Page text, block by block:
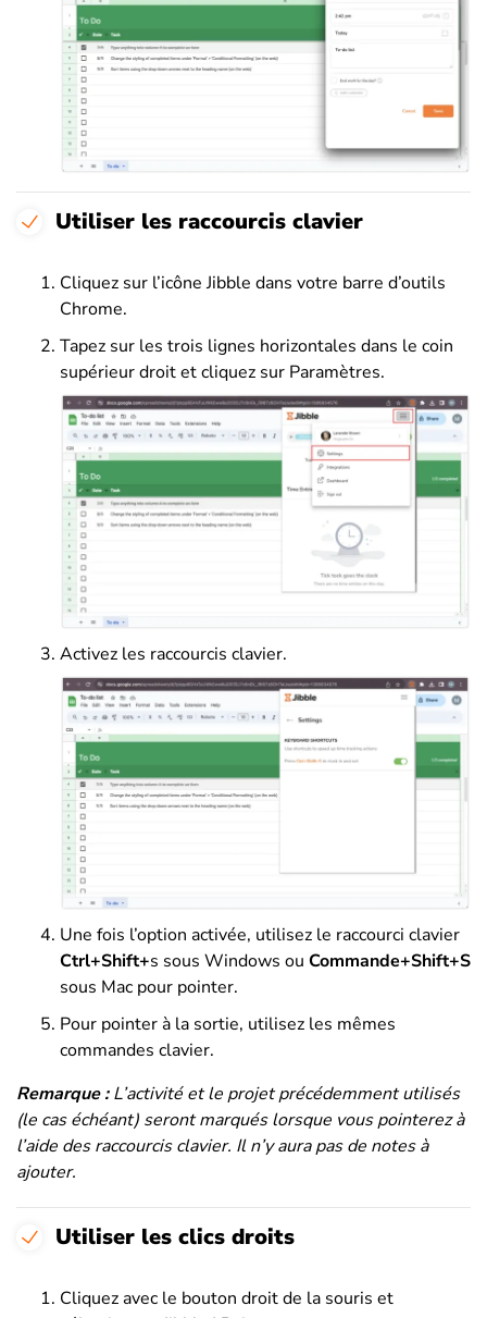
Utiliser les raccourcis clavier
Cliquez sur l’icône Jibble dans votre barre d’outils
Chrome.
Tapez sur les trois lignes horizontales dans le coin
supérieur droit et cliquez sur Paramètres.
Activez les raccourcis clavier.
Une fois l’option activée, utilisez le raccourci clavier
Ctrl+Shift+s sous Windows ou Commande+Shift+S
sous Mac pour pointer.
Pour pointer à la sortie, utilisez les mêmes
commandes clavier.
Remarque :L’activité et le projet précédemment utilisés
(le cas échéant) seront marqués lorsque vous pointerez à
l’aide des raccourcis clavier. Il n’y aura pas de notes à
ajouter.
Utiliser les clics droits
Cliquez avec le bouton droit de la souris et